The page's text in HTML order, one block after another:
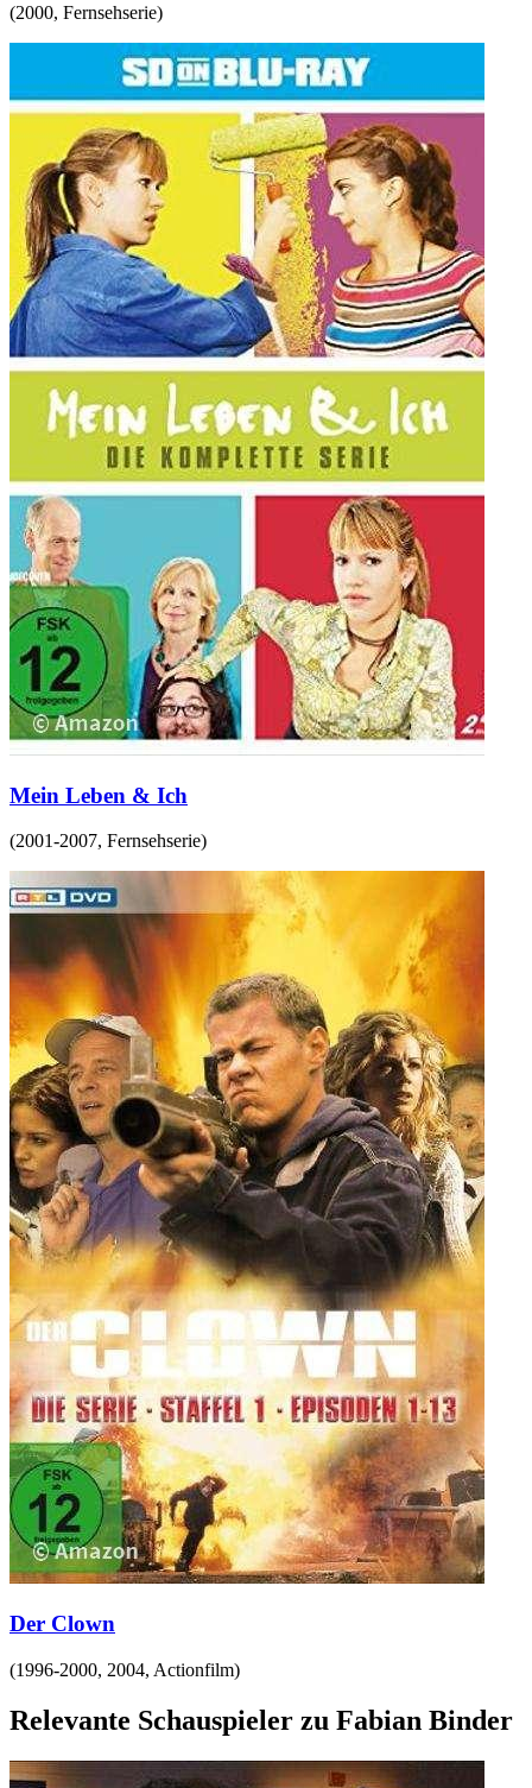
(2000, Fernsehserie)
Mein Leben & Ich
(2001-2007, Fernsehserie)
Der Clown
(1996-2000, 2004, Actionfilm)
Relevante Schauspieler zu Fabian Binder